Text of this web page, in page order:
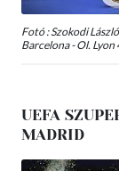
Fotó : Szokodi
Barcelona - Ol.
UEFA
MADRID